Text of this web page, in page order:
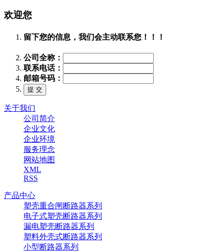
欢迎您
留下您的信息，我们会主动联系您！！！
公司全称：
联系电话：
邮箱号码：
关于我们
公司简介
企业文化
企业环境
服务理念
网站地图
XML
RSS
产品中心
塑壳重合闸断路器系列
电子式塑壳断路器系列
漏电塑壳断路器系列
塑料外壳式断路器系列
小型断路器系列